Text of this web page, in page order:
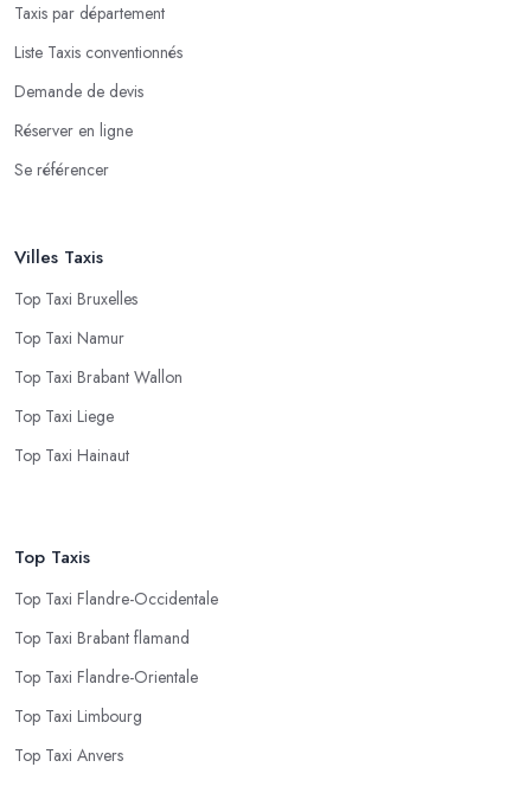
Taxis par département
Liste Taxis conventionnés
Demande de devis
Réserver en ligne
Se référencer
Villes Taxis
Top Taxi Bruxelles
Top Taxi Namur
Top Taxi Brabant Wallon
Top Taxi Liege
Top Taxi Hainaut
Top Taxis
Top Taxi Flandre-Occidentale
Top Taxi Brabant flamand
Top Taxi Flandre-Orientale
Top Taxi Limbourg
Top Taxi Anvers